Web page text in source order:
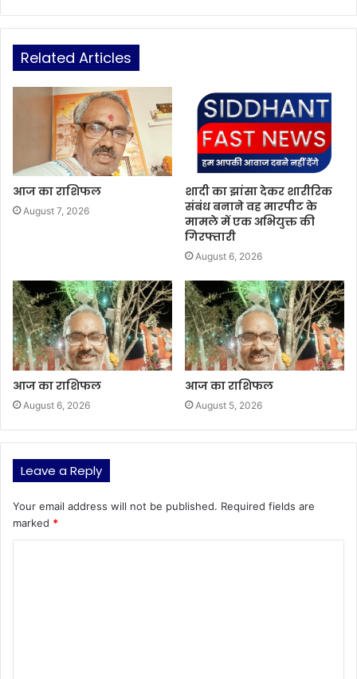
Related Articles
आज का राशिफल
August 7, 2026
शादी का झांसा देकर शारीरिक
संबंध बनाने वह मारपीट के
मामले में एक अभियुक्त की
गिरफ्तारी
August 6, 2026
आज का राशिफल
August 6, 2026
आज का राशिफल
August 5, 2026
Leave a Reply
Your email address will not be published. Required fields are
marked *